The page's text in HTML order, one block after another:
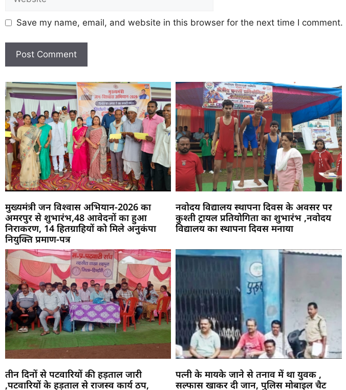
Save my name, email, and website in this browser for the next time I comment.
मुख्यमंत्री जन विश्वास अभियान-2026 का
अमरपुर से शुभारंभ,48 आवेदनों का हुआ
निराकरण, 14 हितग्राहियों को मिले अनुकंपा
नियुक्ति प्रमाण-पत्र
नवोदय विद्यालय स्थापना दिवस के अवसर पर
कुश्ती ट्रायल प्रतियोगिता का शुभारंभ ,नवोदय
विद्यालय का स्थापना दिवस मनाया
तीन दिनों से पटवारियों की हड़ताल जारी
,पटवारियों के हड़ताल से राजस्व कार्य ठप,
पत्नी के मायके जाने से तनाव में था युवक ,
सल्फास खाकर दी जान, पुलिस मोबाइल चैट